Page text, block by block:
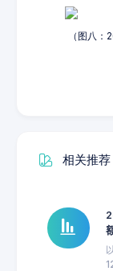
（图八
相关推荐